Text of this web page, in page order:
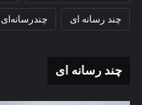
چند رسانه ای چندرسانه‌ای
چند رسانه ای